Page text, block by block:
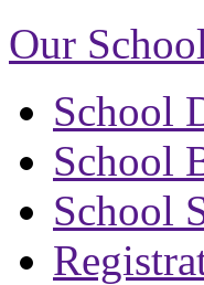
Our
School
School
School